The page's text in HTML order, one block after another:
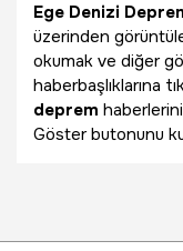
Ege Denizi
üzerinden
okumak ve diğer
haberbaşlıklarına
deprem
Göster butonunu